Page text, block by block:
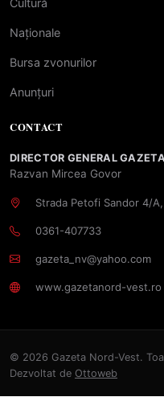
Cultură
Naționale
Bursa zvonurilor
Anunțuri
CONTACT
DIRECTOR GENERAL
Razvan Mircea Govor
Strada Petofi Sandor 4/
0361-407733
gazeta_nv@yahoo.com
www.gazetanord-vest.ro
© 2026 Gazeta Nord-Vest.
Dezvoltat de Ottoweb